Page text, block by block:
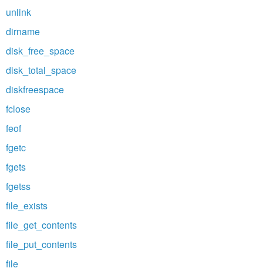
unlink
dirname
disk_free_space
disk_total_space
diskfreespace
fclose
feof
fgetc
fgets
fgetss
file_exists
file_get_contents
file_put_contents
file